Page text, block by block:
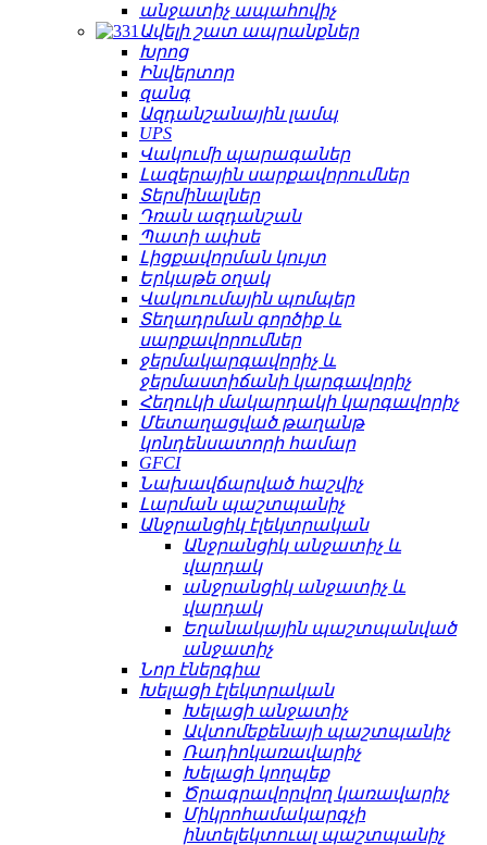
անջատիչ ապահովիչ
Ավելի շատ ապրանքներ
Խրոց
Ինվերտոր
զանգ
Ազդանշանային լամպ
UPS
Վակումի պարագաներ
Լազերային սարքավորումներ
Տերմինալներ
Դռան ազդանշան
Պատի ափսե
Լիցքավորման կույտ
Երկաթե օղակ
Վակուումային պոմպեր
Տեղադրման գործիք և
սարքավորումներ
ջերմակարգավորիչ և
ջերմաստիճանի կարգավորիչ
Հեղուկի մակարդակի կարգավորիչ
Մետաղացված թաղանթ
կոնդենսատորի համար
GFCI
Նախավճարված հաշվիչ
Լարման պաշտպանիչ
Անջրանցիկ էլեկտրական
Անջրանցիկ անջատիչ և
վարդակ
անջրանցիկ անջատիչ և
վարդակ
Եղանակային պաշտպանված
անջատիչ
Նոր էներգիա
Խելացի էլեկտրական
Խելացի անջատիչ
Ավտոմեքենայի պաշտպանիչ
Ռադիոկառավարիչ
Խելացի կողպեք
Ծրագրավորվող կառավարիչ
Միկրոհամակարգչի
ինտելեկտուալ պաշտպանիչ